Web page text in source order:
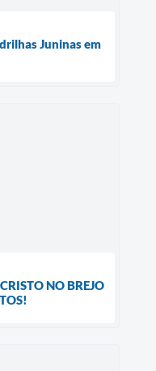
Juninas em
NO BREJO